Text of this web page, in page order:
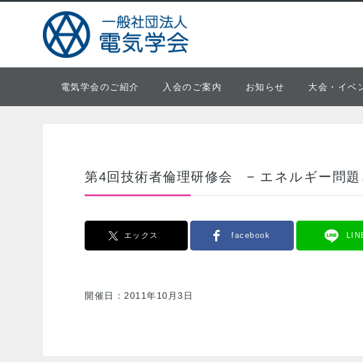
電気学会のご紹介 入会のご案内 お知らせ 大会・イベ
第4回技術者倫理研修会 − エネルギー問
エックス facebook
開催日：2011年10月3日